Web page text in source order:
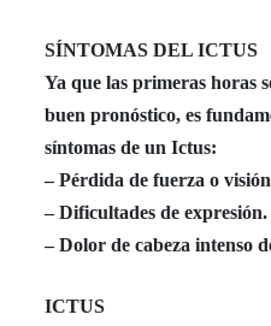
SÍNTOMAS DEL ICTUS
Ya que las primeras horas
buen pronóstico, es
síntomas de un Ictus:
– Pérdida de fuerza o
– Dificultades de expresión.
– Dolor de cabeza intenso
ICTUS